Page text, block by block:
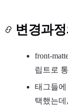
변경과
front-
립트로
태그들에
택했는